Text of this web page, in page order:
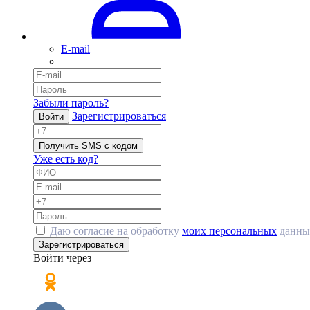
E-mail
Забыли пароль?
Войти Зарегистрироваться
Получить SMS с кодом
Уже есть код?
Даю согласие на обработку моих персональных
Зарегистрироваться
Войти через